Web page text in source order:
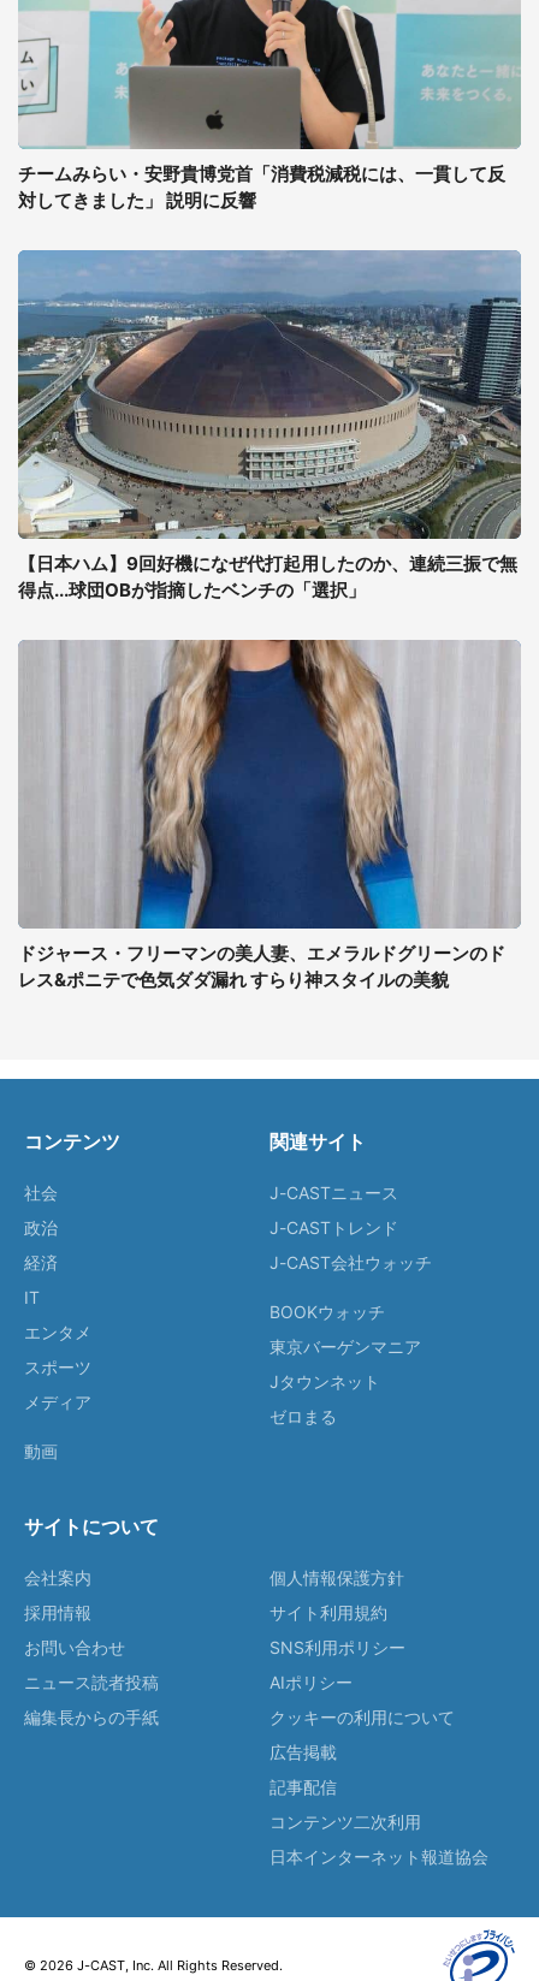
チームみらい・安野貴博党首「消費税減税には、一貫して反
対してきました」 説明に反響
【日本ハム】9回好機になぜ代打起用したのか、連続三振で無
得点...球団OBが指摘したベンチの「選択」
ドジャース・フリーマンの美人妻、エメラルドグリーンのド
レス&ポニテで色気ダダ漏れ すらり神スタイルの美貌
コンテンツ
社会
政治
経済
IT
エンタメ
スポーツ
メディア
動画
関連サイト
J-CASTニュース
J-CASTトレンド
J-CAST会社ウォッチ
BOOKウォッチ
東京バーゲンマニア
Jタウンネット
ゼロまる
サイトについて
会社案内
採用情報
お問い合わせ
ニュース読者投稿
編集長からの手紙
個人情報保護方針
サイト利用規約
SNS利用ポリシー
AIポリシー
クッキーの利用について
広告掲載
記事配信
コンテンツ二次利用
日本インターネット報道協会
© 2026 J-CAST, Inc. All Rights Reserved.